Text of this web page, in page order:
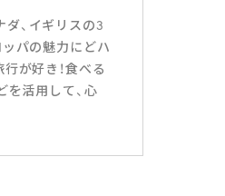
、イギリスの3
パの魅力にどハ
が好き！食べる
を活用して、心